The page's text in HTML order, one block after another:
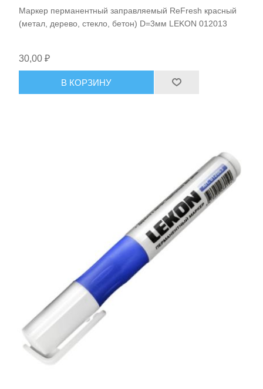
Маркер перманентный заправляемый ReFresh красный
(метал, дерево, стекло, бетон) D=3мм LEKON 012013
30,00 ₽
В КОРЗИНУ